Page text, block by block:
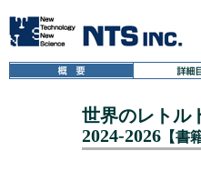
世界のレトル
2024-2026 【書